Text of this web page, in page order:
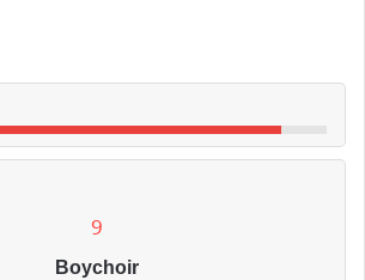
9
Boychoir